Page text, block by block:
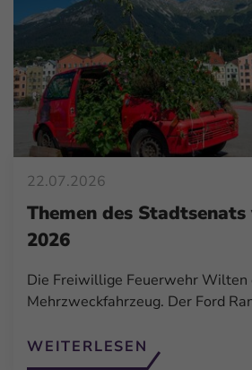
22.07.2026
Themen des Stadtsenats
2026
Die Freiwillige Feuerwehr Wilten
Mehrzweckfahrzeug. Der Ford
WEITERLESEN